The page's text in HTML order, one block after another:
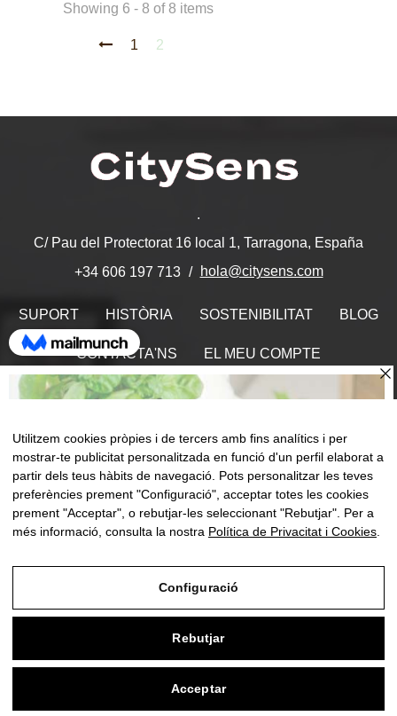
Showing 6 - 8 of 8 items
1 2
.
C/ Pau del Protectorat 16 local 1, Tarragona, España
+34 606 197 713
hola@citysens.com
SUPORT HISTÒRIA SOSTENIBILITAT BLOG
CONTACTA'NS EL MEU COMPTE
Troba'ns
la
☰
CA 0
Utilitzem cookies pròpies i de tercers amb fins analítics i per
mostrar-te publicitat personalitzada en funció d'un perfil elaborat a
partir dels teus hàbits de navegació. Pots personalitzar les teves
preferències prement "Configuració", acceptar totes les cookies
prement "Acceptar", o rebutjar-les seleccionant "Rebutjar". Per a
més informació, consulta la nostra Política de Privacitat i Cookies
Configuració
Rebutjar
Acceptar